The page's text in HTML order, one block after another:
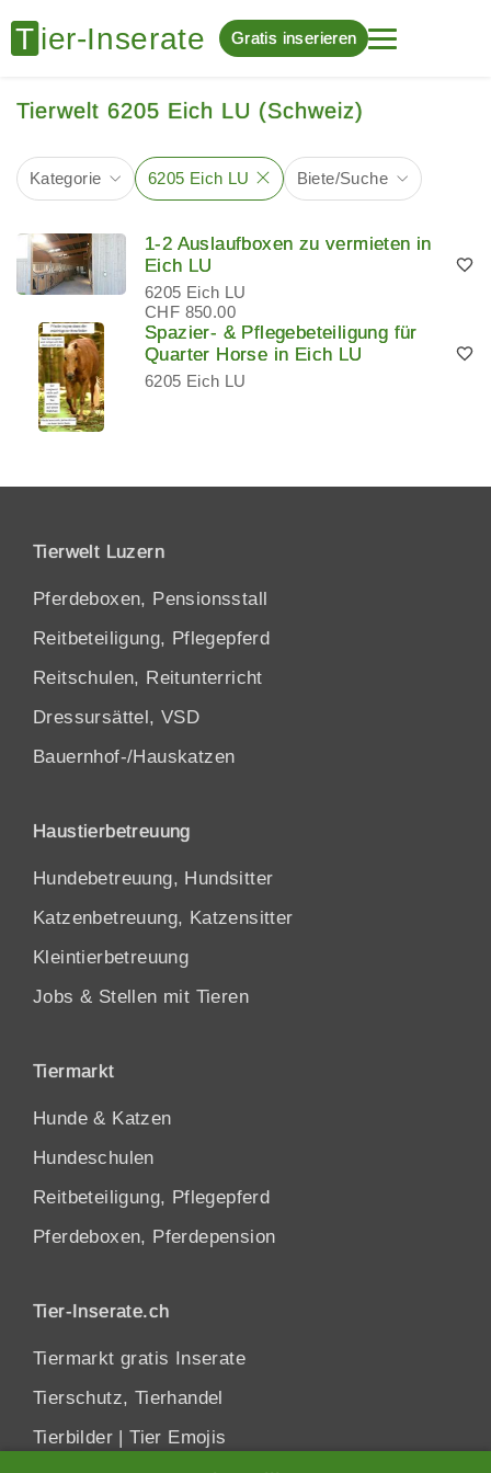
Gratis inserieren
Tierwelt 6205 Eich LU (Schweiz)
Kategorie 6205 Eich LU Biete/Suche
1-2 Auslaufboxen zu vermieten in
Eich LU
6205 Eich LU
CHF 850.00
Spazier- & Pflegebeteiligung für
Quarter Horse in Eich LU
6205 Eich LU
Tierwelt Luzern
Pferdeboxen, Pensionsstall
Reitbeteiligung, Pflegepferd
Reitschulen, Reitunterricht
Dressursättel, VSD
Bauernhof-/Hauskatzen
Haustierbetreuung
Hundebetreuung, Hundsitter
Katzenbetreuung, Katzensitter
Kleintierbetreuung
Jobs & Stellen mit Tieren
Tiermarkt
Hunde & Katzen
Hundeschulen
Reitbeteiligung, Pflegepferd
Pferdeboxen, Pferdepension
Tier-Inserate.ch
Tiermarkt gratis Inserate
Tierschutz, Tierhandel
Tierbilder |Tier Emojis